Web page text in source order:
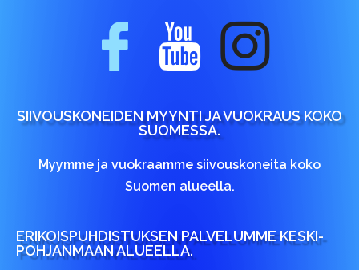
SIIVOUSKONEIDEN MYYNTI JA VUOKRAUS KOKO
SUOMESSA.
Myymme ja vuokraamme siivouskoneita koko
Suomen alueella.
ERIKOISPUHDISTUKSEN PALVELUMME KESKI-
POHJANMAAN ALUEELLA.